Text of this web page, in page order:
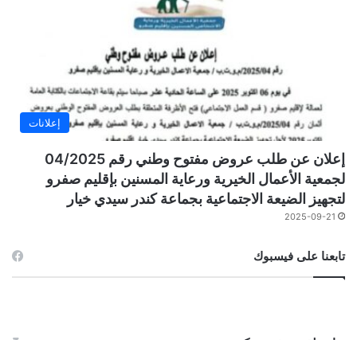
إعلانات
إعلان عن طلب عروض مفتوح وطني رقم 04/2025
لجمعية الأعمال الخيرية ورعاية المسنين بإقليم صفرو
لتجهيز الضيعة الاجتماعية بجماعة كندر سيدي خيار
2025-09-21
تابعنا على فيسبوك